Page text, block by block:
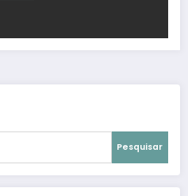
Pesquisar